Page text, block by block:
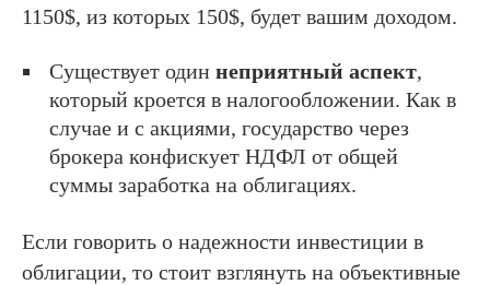
1150$, из которых 150$, будет вашим доходом.
Существует один неприятный аспект,
который кроется в налогообложении. Как в
случае и с акциями, государство через
брокера конфискует НДФЛ от общей
суммы заработка на облигациях.
Если говорить о надежности инвестиции в
облигации, то стоит взглянуть на объективные